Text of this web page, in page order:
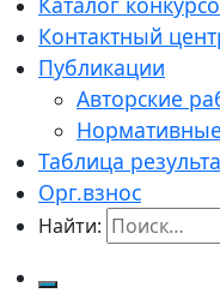
Контактный
Публикации
Авторские
Таблица
Орг.взнос
Найти: